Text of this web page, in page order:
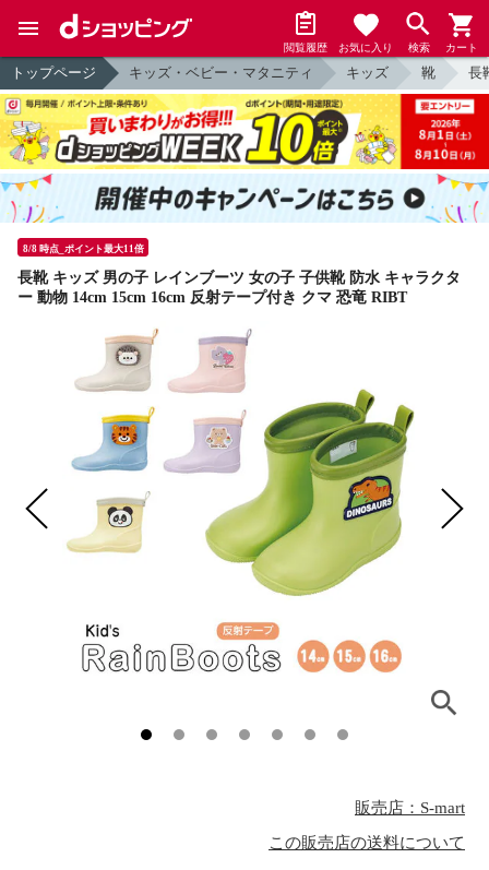
閲覧履歴 お気に入り 検索 カート
トップページ キッズ・ベビー・マタニティ キッズ 靴 長
8/8 時点_ポイント最大11倍
長靴 キッズ 男の子 レインブーツ 女の子 子供靴 防水 キャラクタ
ー 動物 14cm 15cm 16cm 反射テープ付き クマ 恐竜 RIBT
販売店：S-mart
この販売店の送料について